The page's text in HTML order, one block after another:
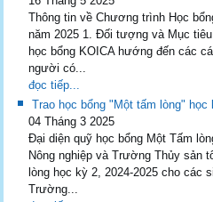
Thông tin về Chương trình Học
năm 2025 1. Đối tượng và Mục
học bổng KOICA hướng đến các
người có...
đọc tiếp...
Trao học bổng "Một tấm lòng" học
04 Tháng 3 2025
Đại diện quỹ học bổng Một Tấm
Nông nghiệp và Trường Thủy sản
lòng học kỳ 2, 2024-2025 cho các
Trường...